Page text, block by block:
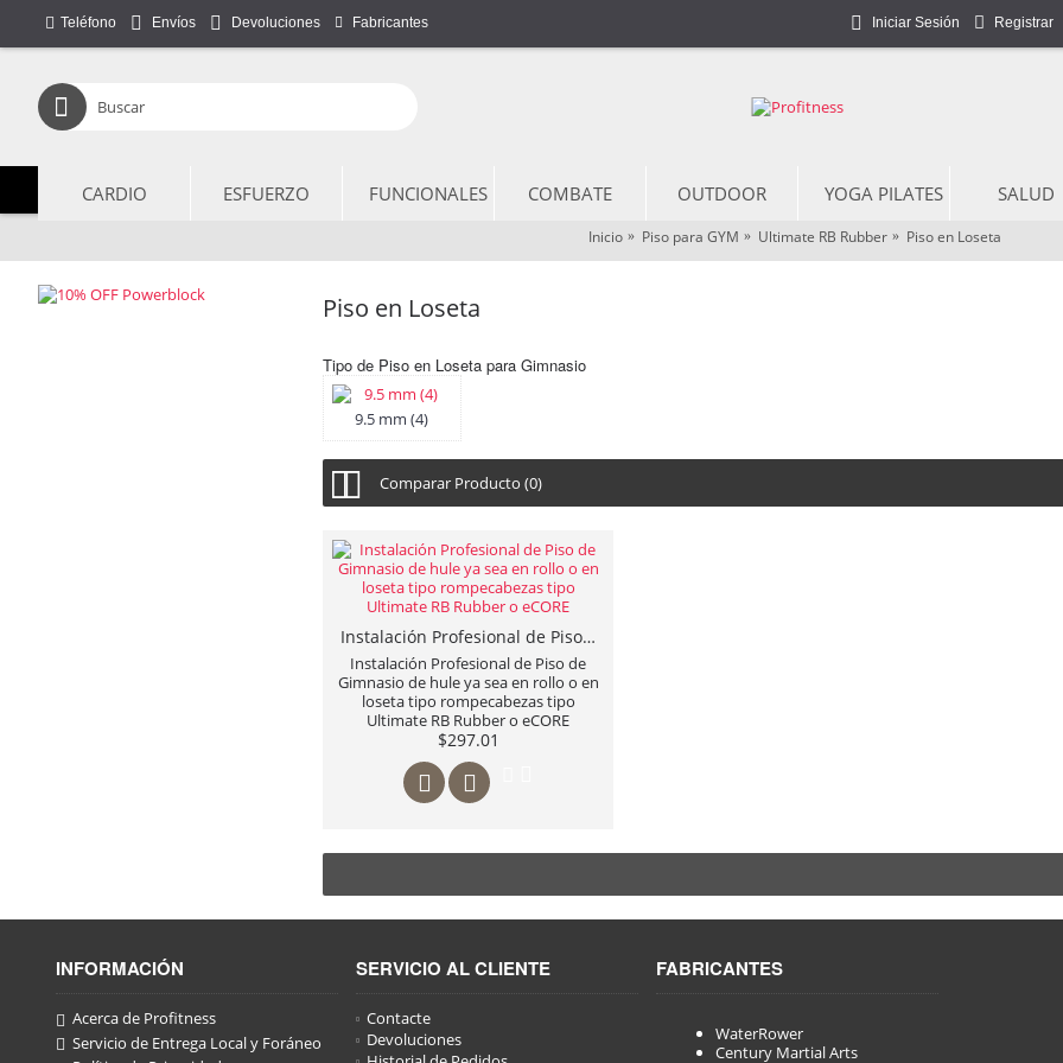
Teléfono Envíos Devoluciones Fabricantes Iniciar Sesión Registrar
CARDIO ESFUERZO FUNCIONALES COMBATE OUTDOOR YOGA PILATES SALUD
Inicio Piso para GYM Ultimate RB Rubber Piso en Loseta
Piso en Loseta
Tipo de Piso en Loseta para Gimnasio
9.5 mm (4)
Comparar Producto (0)
Instalación Profesional de Piso de Gimnasio de hule ya sea en rollo o en loseta tipo rompecabezas tipo Ultimate RB Rubber o eCORE
Instalación Profesional de Piso de
Gimnasio de hule ya sea en rollo o en
loseta tipo rompecabezas tipo
Ultimate RB Rubber o eCORE
$297.01
INFORMACIÓN
Acerca de Profitness
Servicio de Entrega Local y Foráneo
SERVICIO AL CLIENTE
Contacte
Devoluciones
FABRICANTES
WaterRower
Century Martial Arts